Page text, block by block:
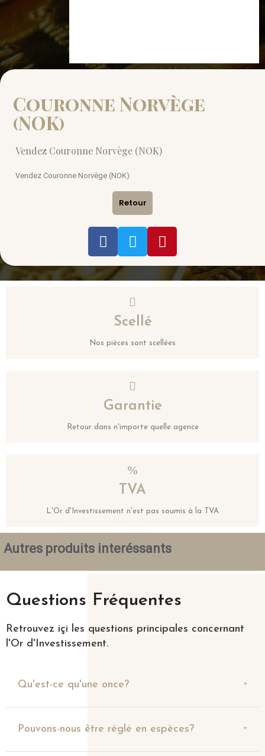
Couronne Norvège
(NOK)
Vendez Couronne Norvège (NOK)
Vendez Couronne Norvège (NOK)
Retour
Scellé
Nos pièces sont scellées
Garantie
Retour dans n'importe quelle agence
TVA
L'Or d'Investissement n'est pas soumis à la TVA
Autres produits interéssants
Questions Fréquentes
Retrouvez içi les questions principales concernant
l'Or d'Investissement.
Qu'est-ce qu'une once?
Pouvons-nous être réglé en espèces?